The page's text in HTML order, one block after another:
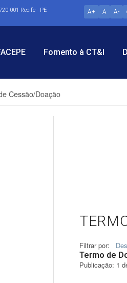
Cessão/Doação
001 Recife - PE A+ A A-
Fomento à CT&I
Filtrar por:
Termo de
Publicação: 1